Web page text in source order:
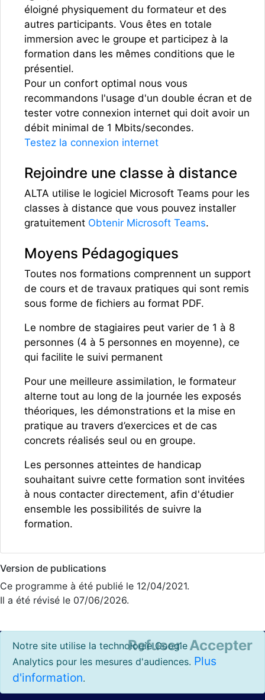
éloigné physiquement du formateur et des
autres participants. Vous êtes en totale
immersion avec le groupe et participez à la
formation dans les mêmes conditions que le
présentiel.
Pour un confort optimal nous vous
recommandons l'usage d'un double écran et de
tester votre connexion internet qui doit avoir un
débit minimal de 1 Mbits/secondes.
Testez la connexion internet
Rejoindre une classe à distance
ALTA utilise le logiciel Microsoft Teams pour les
classes à distance que vous pouvez installer
gratuitement Obtenir Microsoft Teams.
Moyens Pédagogiques
Toutes nos formations comprennent un support
de cours et de travaux pratiques qui sont remis
sous forme de fichiers au format PDF.
Le nombre de stagiaires peut varier de 1 à 8
personnes (4 à 5 personnes en moyenne), ce
qui facilite le suivi permanent
Pour une meilleure assimilation, le formateur
alterne tout au long de la journée les exposés
théoriques, les démonstrations et la mise en
pratique au travers d’exercices et de cas
concrets réalisés seul ou en groupe.
Les personnes atteintes de handicap
souhaitant suivre cette formation sont invitées
à nous contacter directement, afin d'étudier
ensemble les possibilités de suivre la
formation.
Version de publications
Ce programme à été publié le 12/04/2021.
Il a été révisé le 07/06/2026.
Notre site utilise la technologie Google
Analytics pour les mesures d'audiences. Plus
d'information.
Accepter
Refuser